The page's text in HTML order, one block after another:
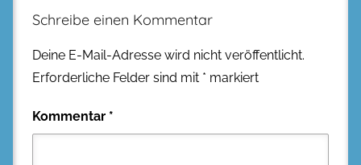
Schreibe einen Kommentar
Deine E-Mail-Adresse wird nicht veröffentlicht.
Erforderliche Felder sind mit * markiert
Kommentar *